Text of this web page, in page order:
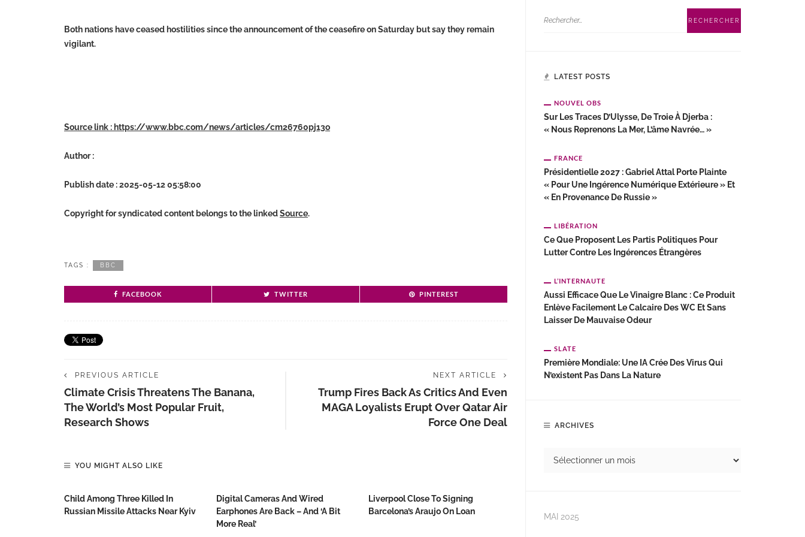
Both nations have ceased hostilities since the announcement of the ceasefire on Saturday but say they remain
vigilant.
Source link : https://www.bbc.com/news/articles/cm26760pj13o
Author :
Publish date : 2025-05-12 05:58:00
Copyright for syndicated content belongs to the linkedSource.
TAGS : BBC
FACEBOOK TWITTER PINTEREST
PREVIOUS ARTICLE
Climate Crisis Threatens The Banana,
The World’s Most Popular Fruit,
Research Shows
NEXT ARTICLE
Trump Fires Back As Critics And Even
MAGA Loyalists Erupt Over Qatar Air
Force One Deal
YOU MIGHT ALSO LIKE
Child Among Three Killed In
Russian Missile Attacks Near Kyiv
Digital Cameras And Wired
Earphones Are Back – And ‘a Bit
More Real’
Liverpool Close To Signing
Barcelona’s Araujo On Loan
LATEST POSTS
NOUVEL OBS
Sur Les Traces D’Ulysse, De Troie À Djerba :
« Nous Reprenons La Mer, L’âme Navrée… »
FRANCE
Présidentielle 2027 : Gabriel Attal Porte Plainte
« Pour Une Ingérence Numérique Extérieure » Et
« En Provenance De Russie »
LIBÉRATION
Ce Que Proposent Les Partis Politiques Pour
Lutter Contre Les Ingérences Étrangères
L’INTERNAUTE
Aussi Efficace Que Le Vinaigre Blanc : Ce Produit
Enlève Facilement Le Calcaire Des WC Et Sans
Laisser De Mauvaise Odeur
SLATE
Première Mondiale: Une IA Crée Des Virus Qui
N’existent Pas Dans La Nature
ARCHIVES
MAI 2025